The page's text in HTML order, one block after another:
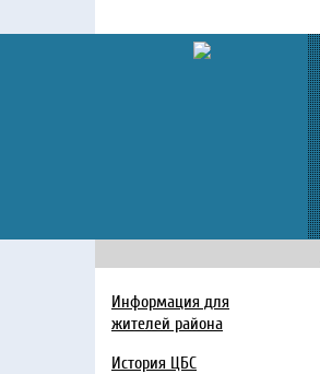
Информация для
жителей района
История ЦБС